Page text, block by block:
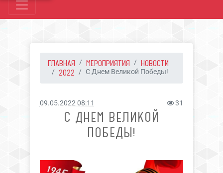
ГЛАВНАЯ МЕРОПРИЯТИЯ
НОВОСТИ
2022
С Днем Великой Победы!
09.05.2022 08:11 31
С ДНЕМ ВЕЛИКОЙ
ПОБЕДЫ!